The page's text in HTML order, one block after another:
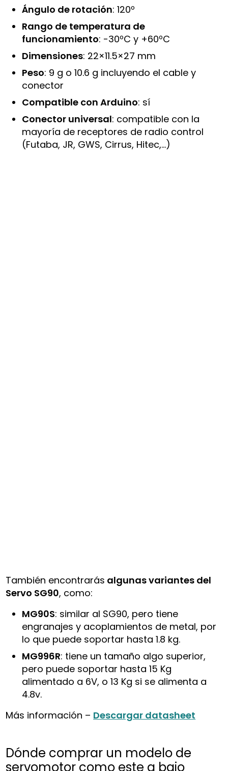
Ángulo de rotación: 120º
Rango de temperatura de
funcionamiento: -30ºC y +60ºC
Dimensiones: 22×11.5×27 mm
Peso: 9 g o 10.6 g incluyendo el cable y
conector
Compatible con Arduino: sí
Conector universal: compatible con la
mayoría de receptores de radio control
(Futaba, JR, GWS, Cirrus, Hitec,…)
También encontrarás algunas variantes del
Servo SG90, como:
MG90S: similar al SG90, pero tiene
engranajes y acoplamientos de metal, por
lo que puede soportar hasta 1.8 kg.
MG996R: tiene un tamaño algo superior,
pero puede soportar hasta 15 Kg
alimentado a 6V, o 13 Kg si se alimenta a
4.8v.
Más información – Descargar datasheet
Dónde comprar un modelo de
servomotor como este a bajo